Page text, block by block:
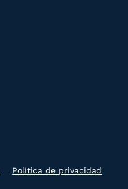
Política de privacidad